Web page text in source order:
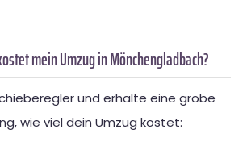
mein Umzug in Mönchengladbach?
und erhalte eine grobe
wie viel dein Umzug kostet: